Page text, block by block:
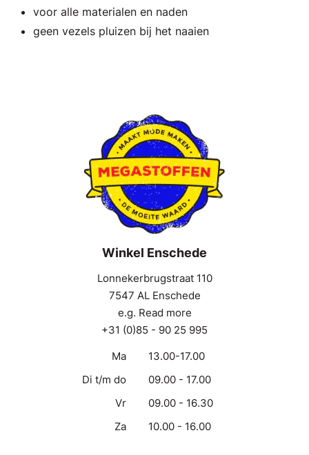
voor alle materialen en naden
geen vezels pluizen bij het naaien
Winkel Enschede
Lonnekerbrugstraat 110
7547 AL Enschede
e.g. Read more
+31 (0)85 - 90 25 995
Ma
13.00-17.00
Di t/m do
09.00 - 17.00
Vr
09.00 - 16.30
Za
10.00 - 16.00